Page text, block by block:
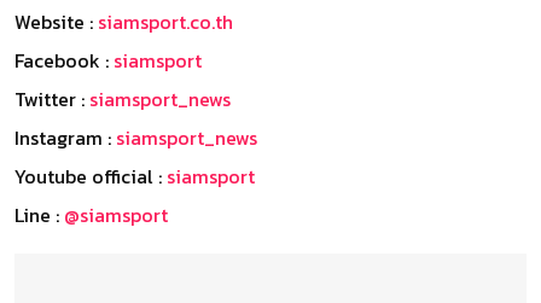
Website : siamsport.co.th
Facebook : siamsport
Twitter : siamsport_news
Instagram : siamsport_news
Youtube official : siamsport
Line : @siamsport